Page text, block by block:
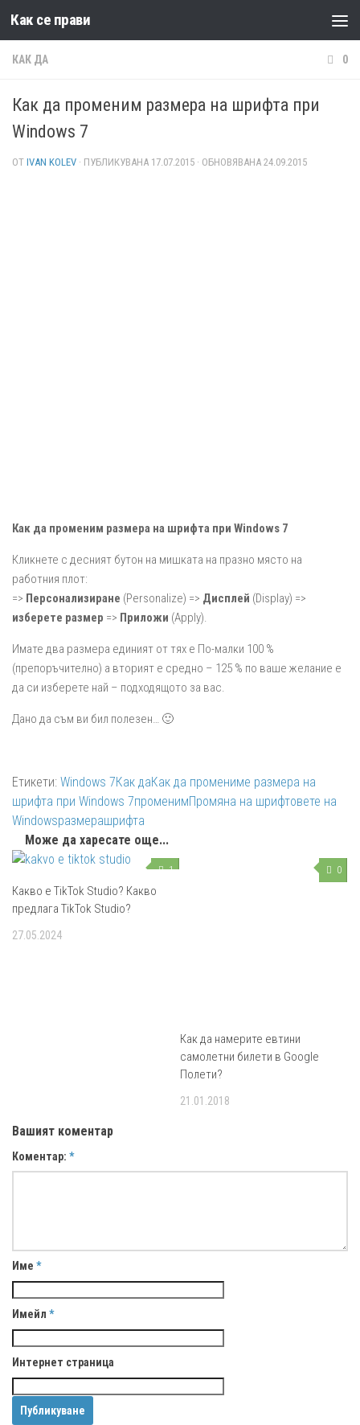
Към съдържанието
Как се прави
КАК ДА 0
Как да променим размера на шрифтa при
Windows 7
ОТ IVAN KOLEV · ПУБЛИКУВАНА 17.07.2015 · ОБНОВЯВАНА 24.09.2015
Как да променим размера на шрифтa при Windows 7
Кликнете с десният бутон на мишката на празно място на
работния плот:
=> Персонализиране (Personalize) => Дисплей (Display) =>
изберете размер => Приложи (Apply).
Имате два размера единият от тях е По-малки 100 %
(препоръчително) а вторият е средно – 125 % по ваше желание е
да си изберете най – подходящото за вас.
Дано да съм ви бил полезен… 🙂
Етикети: Windows 7Как даКак да промениме размера на
шрифтa при Windows 7променимПромяна на шрифтовете на
Windowsразмерашрифтa
Може да харесате още...
1
Какво e TikTok Studio? Какво
предлага TikTok Studio?
27.05.2024
0
Как да намерите евтини
самолетни билети в Google
Полети?
21.01.2018
Вашият коментар
Коментар: *
Име *
Имейл *
Интернет страница